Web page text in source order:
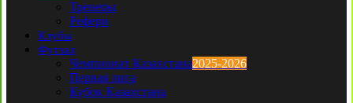
Тренеры
Рефери
Клубы
Футзал
Чемпионат Казахстана2025-2026
Первая лига
Кубок Казахстана